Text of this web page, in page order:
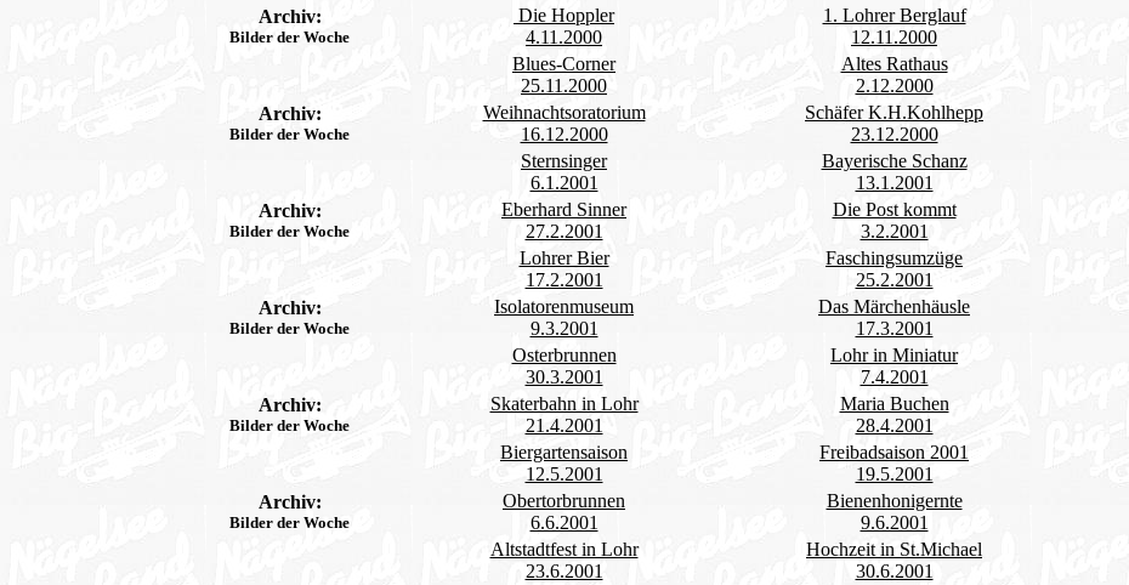
Archiv:
Bilder der Woche
Die Hoppler
4.11.2000
1. Lohrer Berglauf
12.11.2000
Blues-Corner
25.11.2000
Altes Rathaus
2.12.2000
Archiv:
Bilder der Woche
Weihnachtsoratorium
16.12.2000
Schäfer K.H.Kohlhepp
23.12.2000
Sternsinger
6.1.2001
Bayerische Schanz
13.1.2001
Archiv:
Bilder der Woche
Eberhard Sinner
27.2.2001
Die Post kommt
3.2.2001
Lohrer Bier
17.2.2001
Faschingsumzüge
25.2.2001
Archiv:
Bilder der Woche
Isolatorenmuseum
9.3.2001
Das Märchenhäusle
17.3.2001
Osterbrunnen
30.3.2001
Lohr in Miniatur
7.4.2001
Archiv:
Bilder der Woche
Skaterbahn in Lohr
21.4.2001
Maria Buchen
28.4.2001
Biergartensaison
12.5.2001
Freibadsaison 2001
19.5.2001
Archiv:
Bilder der Woche
Obertorbrunnen
6.6.2001
Bienenhonigernte
9.6.2001
Altstadtfest in Lohr
23.6.2001
Hochzeit in St.Michael
30.6.2001